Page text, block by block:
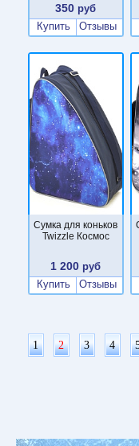
350 руб
Купить
Отзывы
Сумка для коньков
Twizzle Космос
1 200 руб
Купить
Отзывы
1 2 3 4